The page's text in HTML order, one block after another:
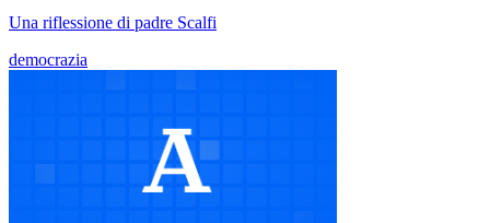
Una riflessione di padre Scalfi
democrazia